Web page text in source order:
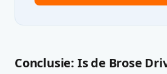
Conclusie: Is de Brose